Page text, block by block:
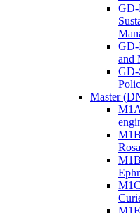
GD-
GD-
and
GD-
Master